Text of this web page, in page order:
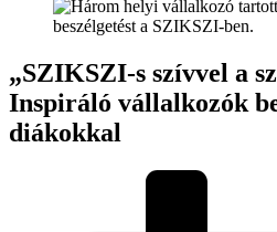
„SZIKSZI-s szívvel a
Inspiráló vállalkozók
diákokkal